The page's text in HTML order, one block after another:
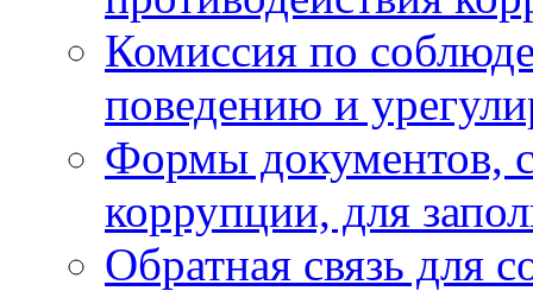
Комиссия по
поведению и
Формы документов,
коррупции, для
Обратная связь для